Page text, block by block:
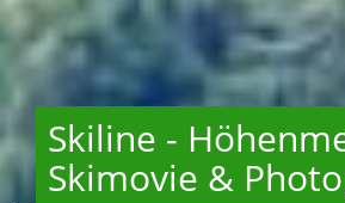
Skiline -
Skimovie &